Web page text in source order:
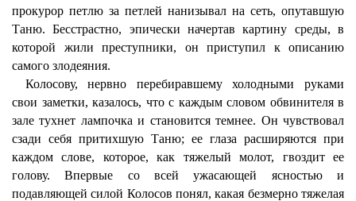
прокурор петлю за петлей нанизывал на сеть, опутавшую
Таню. Бесстрастно, эпически начертав картину среды, в
которой жили преступники, он приступил к описанию
самого злодеяния.
Колосову, нервно перебиравшему холодными руками
свои заметки, казалось, что с каждым словом обвинителя в
зале тухнет лампочка и становится темнее. Он чувствовал
сзади себя притихшую Таню; ее глаза расширяются при
каждом слове, которое, как тяжелый молот, гвоздит ее
голову. Впервые со всей ужасающей ясностью и
подавляющей силой Колосов понял, какая безмерно тяжелая